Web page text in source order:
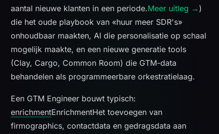
aantal nieuwe klanten in een periode.Meer uitleg → )
die het oude playbook van «huur meer SDR's»
onhoudbaar maakten, AI die personalisatie op schaal
mogelijk maakte, en een nieuwe generatie tools
(Clay, Cargo, Common Room) die GTM-data
behandelen als programmeerbare orkestratielaag.
Een GTM Engineer bouwt typisch:
enrichmentEnrichmentHet toevoegen van
firmographics, contactdata en gedragsdata aan